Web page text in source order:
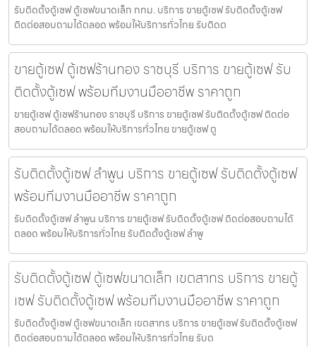
รับติดตั้งตู้เซฟ ตู้เซฟขนาดเล็ก กทม. บริการ ขายตู้เซฟ รับติดตั้งตู้เซฟ
ติดต่อสอบถามได้ตลอด พร้อมให้บริการทั่วไทย รับติดต
ขายตู้เซฟ ตู้เซฟร้านทอง ราชบุรี บริการ ขายตู้เซฟ รับ
ติดตั้งตู้เซฟ พร้อมทีมงานมืออาชีพ ราคาถูก
ขายตู้เซฟ ตู้เซฟร้านทอง ราชบุรี บริการ ขายตู้เซฟ รับติดตั้งตู้เซฟ ติดต่อ
สอบถามได้ตลอด พร้อมให้บริการทั่วไทย ขายตู้เซฟ ตู
รับติดตั้งตู้เซฟ ลำพูน บริการ ขายตู้เซฟ รับติดตั้งตู้เซฟ
พร้อมทีมงานมืออาชีพ ราคาถูก
รับติดตั้งตู้เซฟ ลำพูน บริการ ขายตู้เซฟ รับติดตั้งตู้เซฟ ติดต่อสอบถามได้
ตลอด พร้อมให้บริการทั่วไทย รับติดตั้งตู้เซฟ ลำพู
รับติดตั้งตู้เซฟ ตู้เซฟขนาดเล็ก เขตสาทร บริการ ขายตู้
เซฟ รับติดตั้งตู้เซฟ พร้อมทีมงานมืออาชีพ ราคาถูก
รับติดตั้งตู้เซฟ ตู้เซฟขนาดเล็ก เขตสาทร บริการ ขายตู้เซฟ รับติดตั้งตู้เซฟ
ติดต่อสอบถามได้ตลอด พร้อมให้บริการทั่วไทย รับต